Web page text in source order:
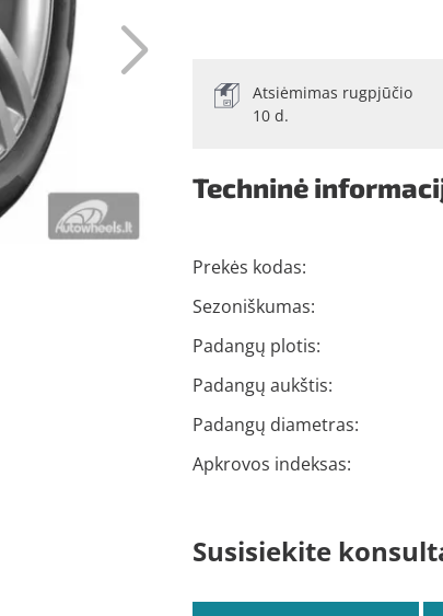
Atsiėmimas rugpjūčio
10 d.
Techninė
Prekės kodas:
Sezoniškumas:
Padangų plotis:
Padangų aukštis:
Padangų diametras:
Apkrovos indeksas:
Susisiekite